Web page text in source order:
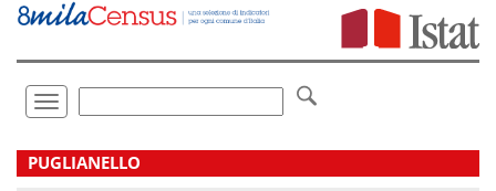
Vai
direttamente
Toggle
navigation
.
PUGLIANELLO